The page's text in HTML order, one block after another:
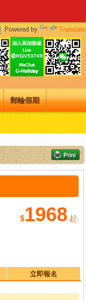
Powered by Translate
郵輪假期
$1968 起
立即報名